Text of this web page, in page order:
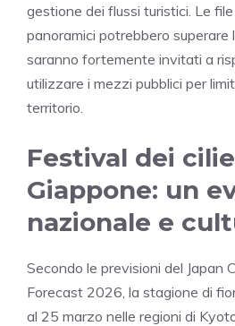
gestione dei flussi turistici. Le
panoramici potrebbero superare
saranno fortemente invitati a
utilizzare i mezzi pubblici per
territorio.
Festival dei
Giappone: un
nazionale e
Secondo le previsioni del Japan
Forecast 2026, la stagione di
al 25 marzo nelle regioni di